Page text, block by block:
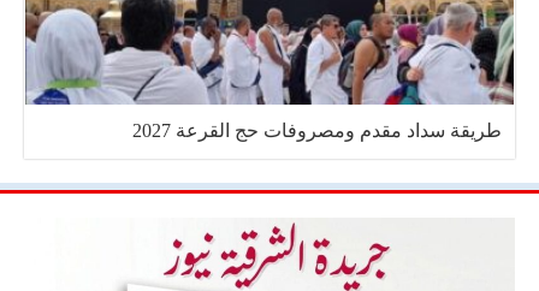
طريقة سداد مقدم ومصروفات حج القرعة 2027